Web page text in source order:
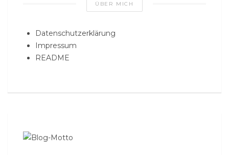
ÜBER MICH
Datenschutzerklärung
Impressum
README